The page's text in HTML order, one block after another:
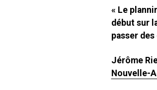
« Le
début sur
passer
Jérôme
Nouvelle-